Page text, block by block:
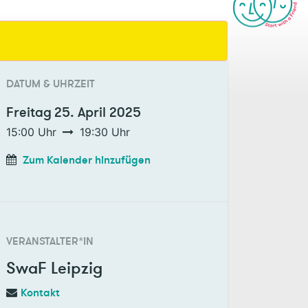
DATUM & UHRZEIT
Freitag 25. April 2025
15:00 Uhr 19:30 Uhr
Zum Kalender hinzufügen
VERANSTALTER*IN
SwaF Leipzig
Kontakt